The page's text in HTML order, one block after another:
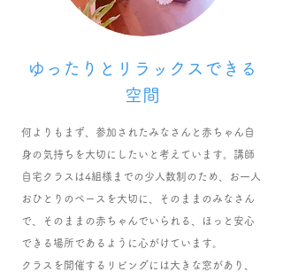
ゆったりとリラックスできる
空間
何よりもまず、参加されたみなさんと赤ちゃん自
身の気持ちを大切にしたいと考えています。講師
自宅クラスは4組様までの少人数制のため、お一人
おひとりのペースを大切に、そのままのみなさん
で、そのままの赤ちゃんでいられる、ほっと安心
できる場所であるように心がけています。
クラスを開催するリビングには大きな窓があり、